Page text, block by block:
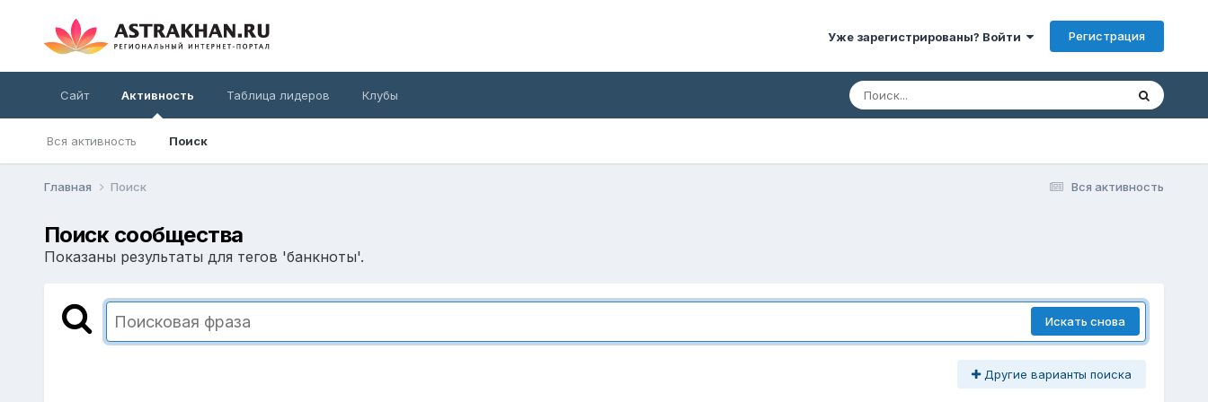
Уже зарегистрированы? Войти Регистрация
Сайт Активность
Вся активность Поиск
Таблица лидеров Клубы
Вся активность
Главная Поиск
Поиск сообщества
Показаны результаты для тегов 'банкноты'.
Искать снова
Другие варианты поиска